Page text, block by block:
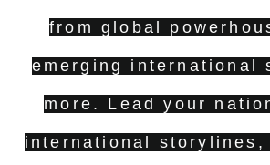
from global
emerging international
more. Lead your
international storylines,